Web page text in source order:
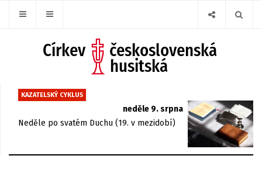
KAZATELSKÝ CYKLUS
neděle 9. srpna
Neděle po svatém Duchu (19. v mezidobí)